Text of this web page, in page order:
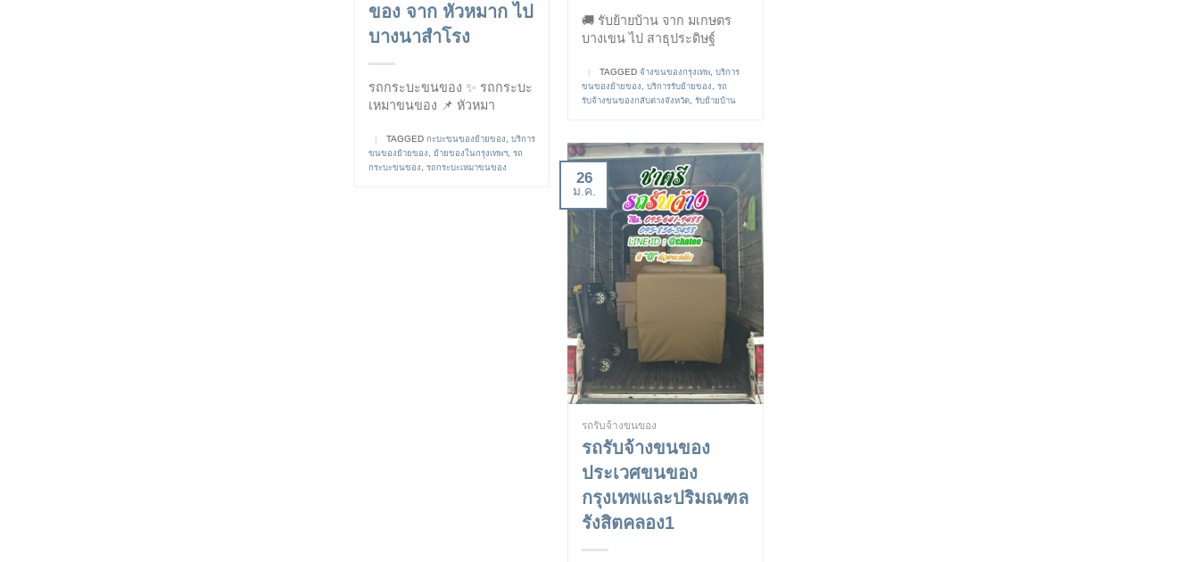
ของ จาก หัวหมาก ไป
บางนาสำโรง
รถกระบะขนของ ✨ รถกระบะ
เหมาขนของ 📌 หัวหมา
| TAGGED กะบะขนของย้ายของ
บริการ
ขนของย้ายของ
ย้ายของในกรุงเทพฯ, รถ
กระบะขนของ
รถกระบะเหมาขนของ
🚚 รับย้ายบ้าน จาก มเกษตร
บางเขน ไป สาธุประดิษฐ์
| TAGGEDจ้างขนของกรุงเทพ,บริการ
ขนของย้ายของ,บริการรับย้ายของ,รถ
รับจ้างขนของกลับต่างจังหวัด,รับย้ายบ้าน
26
ม.ค.
รถรับจ้างขนของ
รถรับจ้างขนของ
ประเวศขนของ
กรุงเทพและปริมณฑล
รังสิตคลอง1